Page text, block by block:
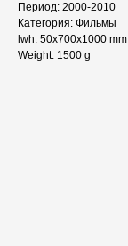
Период: 2000-2010
Категория: Фильмы
lwh: 50x700x1000 mm
Weight: 1500 g